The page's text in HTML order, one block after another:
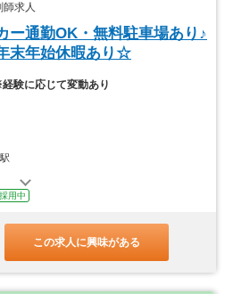
求人
ー通勤OK・無料駐車場あり♪
末年始休暇あり☆
験に応じて変動あり
用中
この求人に興味がある